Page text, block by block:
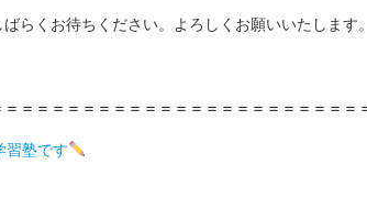
らくお待ちください。よろしくお願いいたします。
＝＝＝＝＝＝＝＝＝＝＝＝＝＝＝＝＝＝＝＝＝＝
習塾です